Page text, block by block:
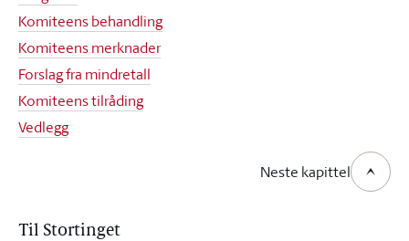
Komiteens behandling
Komiteens merknader
Forslag fra mindretall
Komiteens tilråding
Vedlegg
Neste kapittel
Til Stortinget